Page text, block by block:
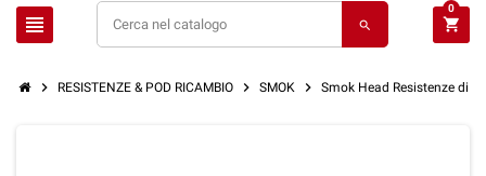
view_headline search shopping_cart
0
chevron_right RESISTENZE & POD RICAMBIO chevron_right SMOK chevron_right Smok Head Resistenze di